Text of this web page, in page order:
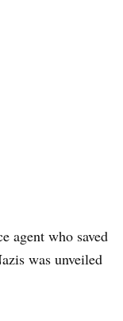
agent who saved
was unveiled